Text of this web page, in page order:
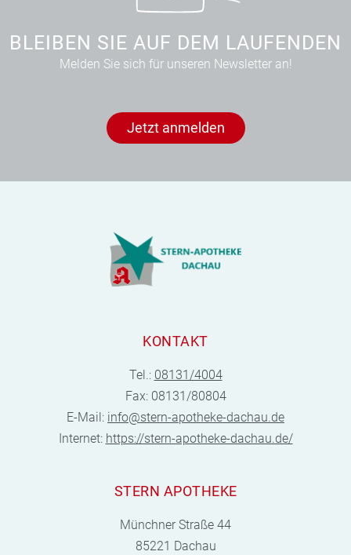
BLEIBEN SIE AUF DEM LAUFENDEN
Melden Sie sich für unseren Newsletter an!
Jetzt anmelden
KONTAKT
Tel.: 08131/4004
Fax: 08131/80804
E-Mail: info@stern-apotheke-dachau.de
Internet: https://stern-apotheke-dachau.de/
STERN APOTHEKE
Münchner Straße 44
85221 Dachau